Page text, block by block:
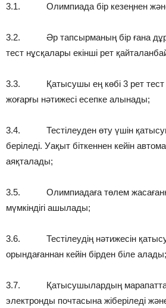
3.1. Олимпиада бір кезеңнен және
3.2. Әр тапсырманың бір ғана
тест нұсқалары екінші рет
3.3. Қатысушы ең көбі 3 рет тест
жоғарғы нәтижесі есепке алынады;
3.4. Тестілеуден өту үшін
беріледі. Уақыт біткеннен кейін
аяқталады;
3.5. Олимпиадаға төлем
мүмкіндігі ашылады;
3.6. Тестілеудің нәтижесін
орындағаннан кейін бірден біле алады;
3.7. Қатысушылардың
электронды почтасына жіберіледі